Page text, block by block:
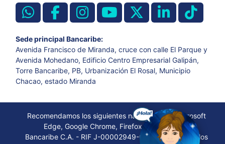
Sede principal Bancaribe:
Avenida Francisco de Miranda, cruce con calle El Parque y
Avenida Mohedano, Edificio Centro Empresarial Galipán,
Torre Bancaribe, PB, Urbanización El Rosal, Municipio
Chacao, estado Miranda
Recomendamos los siguientes navegadores: Microsoft
Edge, Google Chrome, Firefox, Opera, Safari
Bancaribe C.A. - RIF J-00002949-0. © 2022. Todos los